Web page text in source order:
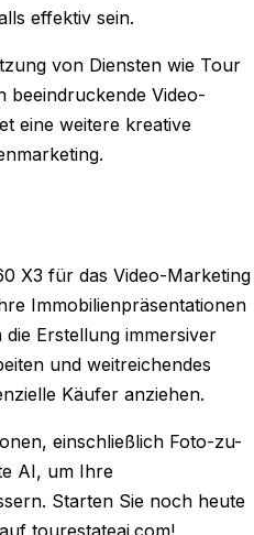
effektiv sein.
von Diensten wie Tour
beeindruckende Video-
eine weitere kreative
X3 für das Video-Marketing
Immobilienpräsentationen
Erstellung immersiver
und weitreichendes
Käufer anziehen.
einschließlich Foto-zu-
AI, um Ihre
Starten Sie noch heute
tourestateai.com!